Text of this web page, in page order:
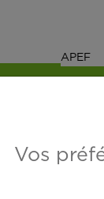
APEF
de
Vos